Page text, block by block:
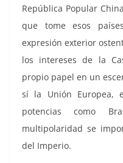
República Popular
que tome esos
expresión exterior
los intereses de la
propio papel en un
sí la Unión Europea,
potencias como
multipolaridad se
del Imperio.